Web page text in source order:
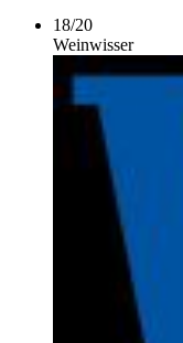
18/20
Weinwisser